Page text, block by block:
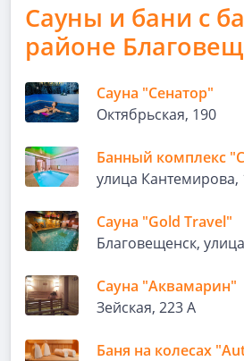
Сауны и бани с
районе
Сауна "Сенатор"
Октябрьская, 190
Банный комплекс
улица Кантемирова,
Сауна "Gold Travel"
Благовещенск,
Сауна "Аквамарин"
Зейская, 223 А
Баня на колесах